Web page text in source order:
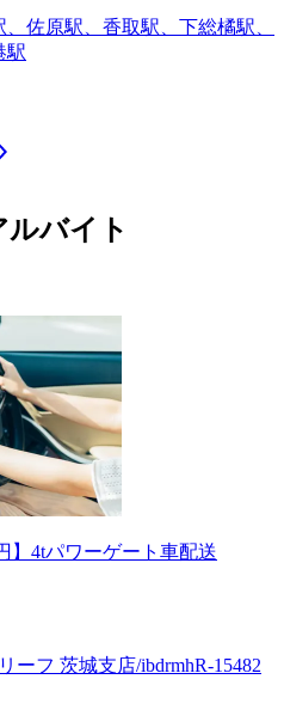
佐原駅、香取駅、下総橘駅、
駅
ルバイト
】4tパワーゲート車配送
ーフ 茨城支店/ibdrmhR-15482